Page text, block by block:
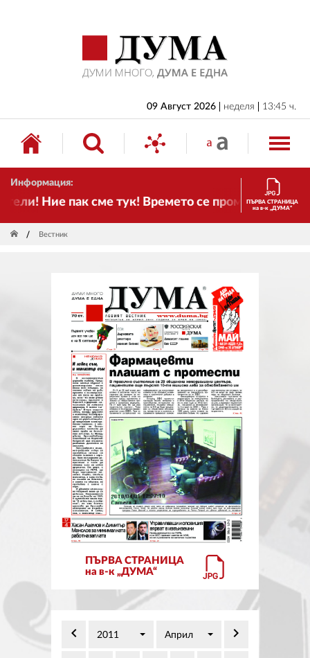
09 Август 2026 неделя 13:45 ч.
Информация:
Ние пак сме тук! Времето се променя и налага
ПЪРВА СТРАНИЦА
на в-к „ДУМА“
Вестник
ПЪРВА СТРАНИЦА
на в-к „ДУМА“
keyboard_arrow_left 2011 Април keyboard_arrow_right
БЪЛГАРИЯ
ИКОНОМИКА
ИЗБОРИ
СВЯТ
ДРУГИ
ЗА НАС
АВТОРИ
РЕДАКЦИЯ
КОНТАКТИ
РЕКЛАМА
АБОНАМЕНТ
УСЛОВИЯ ЗА ПОЛЗВАНЕ
ПОЛИТИКА ЗА БИСКВИТКИТЕ
ПОЛИТИКАТА ЗА
ПОВЕРИТЕЛНОСТ